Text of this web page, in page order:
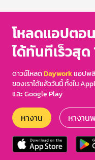
โหลดแอปตอ
ได้ทันทีเร็วสุด
ดาวน์โหลดDayworkแอปพ
ของเราได้แล้ววันนี้ ทั้งใน
และ Google Play
หางาน หางาน